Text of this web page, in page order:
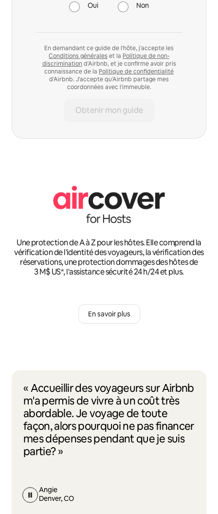
Oui Non
En demandant ce guide de l'hôte, j'accepte les
Conditions générales et la Politique de non-
discrimination d'Airbnb, et je confirme avoir pris
connaissance de la Politique de confidentialité
d'Airbnb. J'accepte qu'Airbnb partage mes
coordonnées avec l'immeuble.
Obtenir mon guide
Une protection de A à Z pour les hôtes. Elle comprend la
vérification de l'identité des voyageurs, la vérification des
réservations, une protection dommages des hôtes de
3 M$ US*, l'assistance sécurité 24 h/24 et plus.
En savoir plus
« Accueillir des voyageurs sur Airbnb
m'a permis de vivre à un coût très
abordable. Je voyage de toute
façon, alors pourquoi ne pas financer
mes dépenses pendant que je suis
partie? »
Angie
Denver, CO